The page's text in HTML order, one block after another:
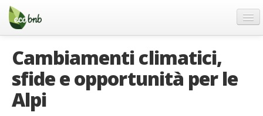
Menu
Salta
contenuto
Offerte Speciali
Regali
FAQ
Cambiamenti climatici,
sfide e opportunità per le
Alpi